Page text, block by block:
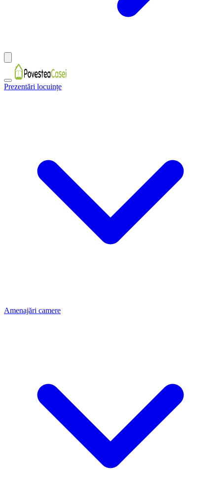
Prezentări locuințe
Amenajări camere